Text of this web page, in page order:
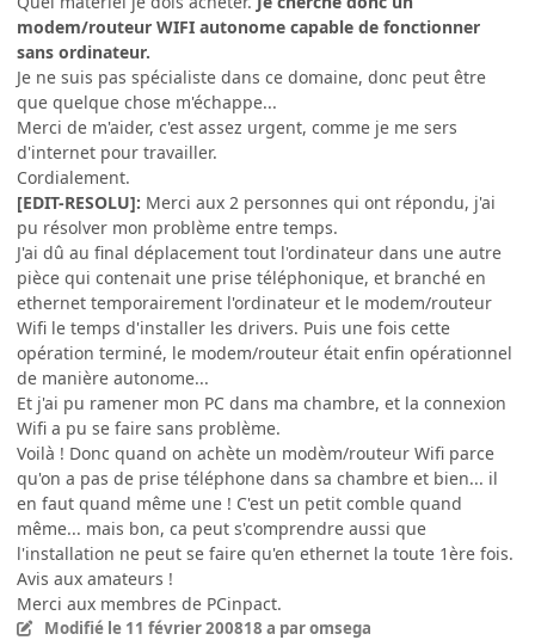
modem/routeur WIFI autonome capable de fonctionner
sans ordinateur.
Je ne suis pas spécialiste dans ce domaine, donc peut être
que quelque chose m'échappe...
Merci de m'aider, c'est assez urgent, comme je me sers
d'internet pour travailler.
Cordialement.
[EDIT-RESOLU]: Merci aux 2 personnes qui ont répondu, j'ai
pu résolver mon problème entre temps.
J'ai dû au final déplacement tout l'ordinateur dans une autre
pièce qui contenait une prise téléphonique, et branché en
ethernet temporairement l'ordinateur et le modem/routeur
Wifi le temps d'installer les drivers. Puis une fois cette
opération terminé, le modem/routeur était enfin opérationnel
de manière autonome...
Et j'ai pu ramener mon PC dans ma chambre, et la connexion
Wifi a pu se faire sans problème.
Voilà ! Donc quand on achète un modèm/routeur Wifi parce
qu'on a pas de prise téléphone dans sa chambre et bien... il
en faut quand même une ! C'est un petit comble quand
même... mais bon, ca peut s'comprendre aussi que
l'installation ne peut se faire qu'en ethernet la toute 1ère fois.
Avis aux amateurs !
Merci aux membres de PCinpact.
Modifié le 11 février 200818 a par omsega